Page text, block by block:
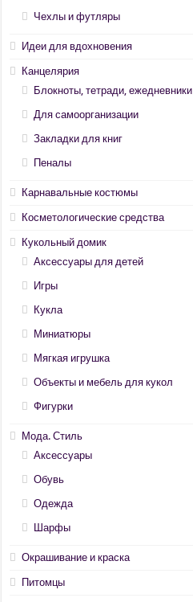
Чехлы и футляры
Идеи для вдохновения
Канцелярия
Блокноты, тетради, ежедневники
Для самоорганизации
Закладки для книг
Пеналы
Карнавальные костюмы
Косметологические средства
Кукольный домик
Аксессуары для детей
Игры
Кукла
Миниатюры
Мягкая игрушка
Объекты и мебель для кукол
Фигурки
Мода. Стиль
Аксессуары
Обувь
Одежда
Шарфы
Окрашивание и краска
Питомцы